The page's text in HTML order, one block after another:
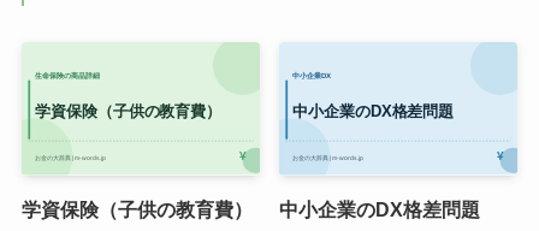
学資保険（子供の教育費） 中小企業のDX格差問題